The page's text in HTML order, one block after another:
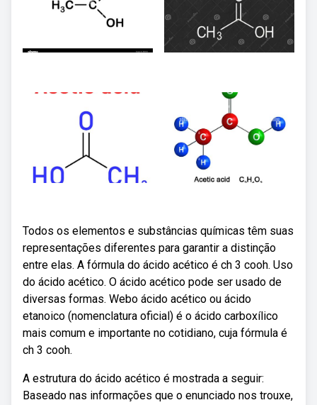
Todos os elementos e substâncias químicas têm suas
representações diferentes para garantir a distinção
entre elas. A fórmula do ácido acético é ch 3 cooh. Uso
do ácido acético. O ácido acético pode ser usado de
diversas formas. Webo ácido acético ou ácido
etanoico (nomenclatura oficial) é o ácido carboxílico
mais comum e importante no cotidiano, cuja fórmula é
ch 3 cooh.
A estrutura do ácido acético é mostrada a seguir:
Baseado nas informações que o enunciado nos trouxe,